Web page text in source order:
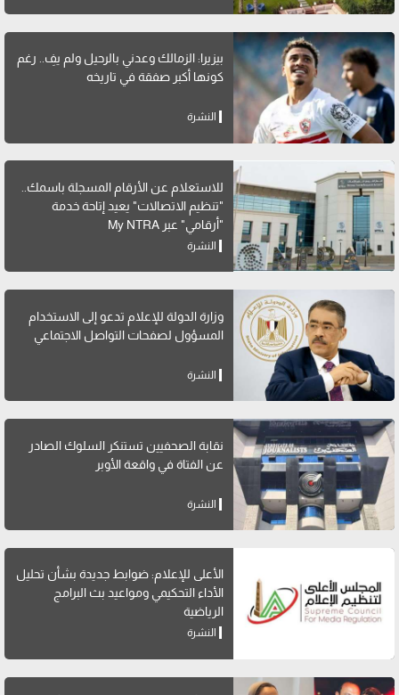
بيزيرا: الزمالك وعدني بالرحيل ولم يفِ.. رغم
كونها أكبر صفقة في تاريخه
النشرة
للاستعلام عن الأرقام المسجلة باسمك..
"تنظيم الاتصالات" يعيد إتاحة خدمة
"أرقامي" عبر My NTRA
النشرة
وزارة الدولة للإعلام تدعو إلى الاستخدام
المسؤول لصفحات التواصل الاجتماعي
النشرة
نقابة الصحفيين تستنكر السلوك الصادر
عن الفتاة في واقعة الأوبر
النشرة
الأعلى للإعلام: ضوابط جديدة بشأن تحليل
الأداء التحكيمي ومواعيد بث البرامج
الرياضية
النشرة